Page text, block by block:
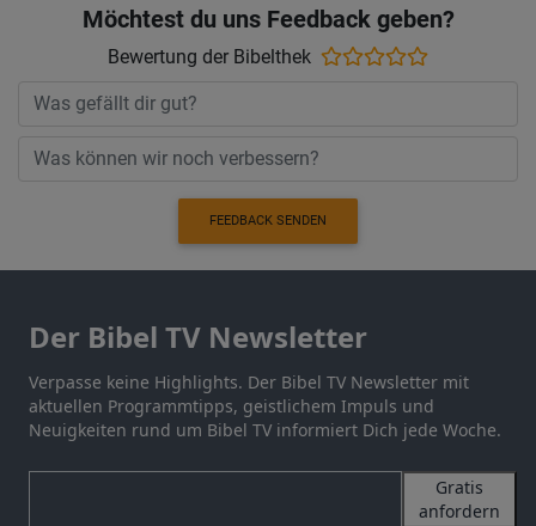
Möchtest du uns Feedback geben?
Bewertung der Bibelthek
FEEDBACK SENDEN
Der Bibel TV Newsletter
Verpasse keine Highlights. Der Bibel TV Newsletter mit
aktuellen Programmtipps, geistlichem Impuls und
Neuigkeiten rund um Bibel TV informiert Dich jede Woche.
Gratis
anfordern